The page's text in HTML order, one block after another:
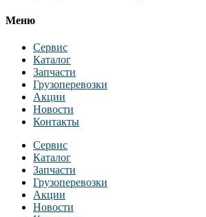
Меню
Сервис
Каталог
Запчасти
Грузоперевозки
Акции
Новости
Контакты
Сервис
Каталог
Запчасти
Грузоперевозки
Акции
Новости